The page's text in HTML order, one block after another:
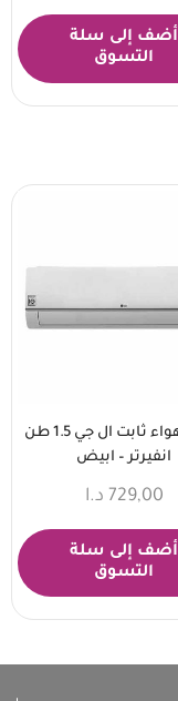
أضف إلى سلة
التسوق
مكيف هواء ثابت ال جي 1.5 طن
انفيرتر – ابيض
729,00 د.ا
أضف إلى سلة
التسوق